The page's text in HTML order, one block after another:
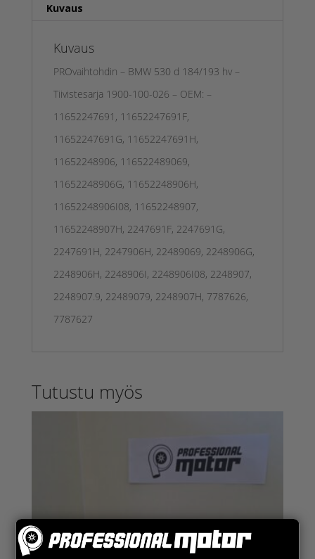
Kuvaus
Kuvaus
PROvaihtohdin – BMW 530 d 184/193 hv –
Tiivistesarja 1900-100-026 – OEM: –
11652247691, 11652247691F,
11652247691G, 11652247691H,
11652248906, 116522489069,
11652248906G, 11652248906H,
11652248906I08, 11652248907,
11652248907H, 2247691F, 2247691G,
2247691H, 2247906H, 22489069, 2248906G,
2248906H, 2248906I, 2248906I08, 2248907,
2248907.9, 22489079, 2248907H, 7787626,
7787627
Tutustu myös